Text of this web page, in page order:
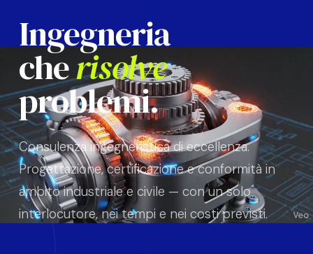
GEMA
Ingegneria
cherisolve
problemi.
Consulenza ingegneristica di eccellenza.
Progettazione, certificazione e conformità in
ambito industriale e civile — con un solo
interlocutore, nei tempi e nei costi previsti.